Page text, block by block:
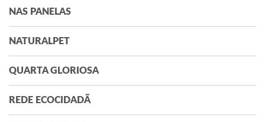
NAS PANELAS
NATURALPET
QUARTA GLORIOSA
REDE ECOCIDADÃ